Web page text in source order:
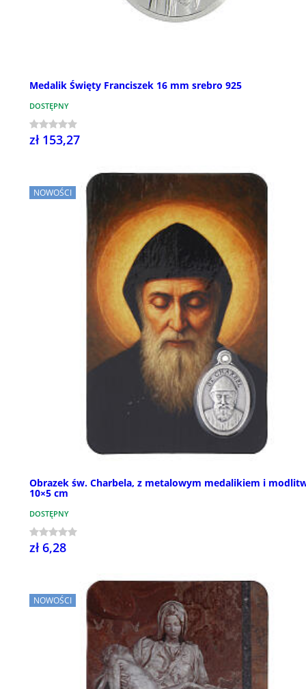
Medalik Święty Franciszek 16 mm srebro 925
DOSTĘPNY
zł 153,27
NOWOŚCI
Obrazek św. Charbela, z metalowym medalikiem i
10×5 cm
DOSTĘPNY
zł 6,28
NOWOŚCI